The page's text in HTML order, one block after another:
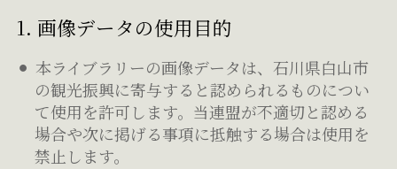
1. 画像データの使用目的
本ライブラリーの画像データは、石川県白山市
の観光振興に寄与すると認められるものについ
て使用を許可します。当連盟が不適切と認める
場合や次に掲げる事項に抵触する場合は使用を
禁止します。